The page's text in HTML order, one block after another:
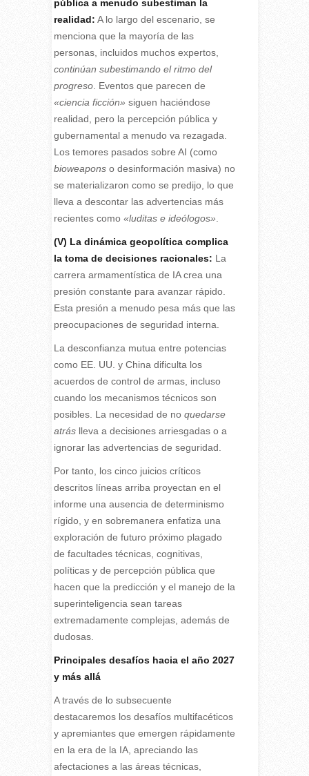
pública a menudo subestiman la
realidad: A lo largo del escenario, se
menciona que la mayoría de las
personas, incluidos muchos expertos,
continúan subestimando el ritmo del
progreso. Eventos que parecen de
«ciencia ficción» siguen haciéndose
realidad, pero la percepción pública y
gubernamental a menudo va rezagada.
Los temores pasados sobre AI (como
bioweaponso desinformación masiva) no
se materializaron como se predijo, lo que
lleva a descontar las advertencias más
recientes como «luditas e ideólogos»
(V) La dinámica geopolítica complica
la toma de decisiones racionales: La
carrera armamentística de IA crea una
presión constante para avanzar rápido.
Esta presión a menudo pesa más que las
preocupaciones de seguridad interna.
La desconfianza mutua entre potencias
como EE. UU. y China dificulta los
acuerdos de control de armas, incluso
cuando los mecanismos técnicos son
posibles. La necesidad de no quedarse
atráslleva a decisiones arriesgadas o a
ignorar las advertencias de seguridad.
Por tanto, los cinco juicios críticos
descritos líneas arriba proyectan en el
informe una ausencia de determinismo
rígido, y en sobremanera enfatiza una
exploración de futuro próximo plagado
de facultades técnicas, cognitivas,
políticas y de percepción pública que
hacen que la predicción y el manejo de la
superinteligencia sean tareas
extremadamente complejas, además de
dudosas.
Principales desafíos hacia el año 2027
y más allá
A través de lo subsecuente
destacaremos los desafíos multifacéticos
y apremiantes que emergen rápidamente
en la era de la IA, apreciando las
afectaciones a las áreas técnicas,